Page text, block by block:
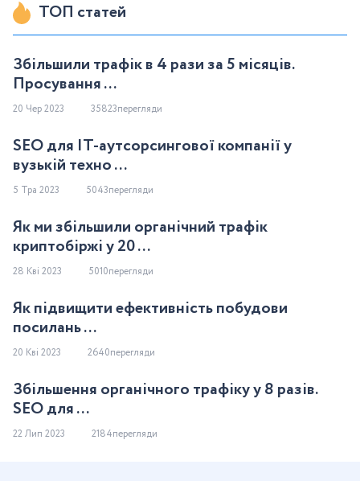
ТОП статей
Збільшили трафік в 4 рази за 5 місяців.
Просування ...
20 Чер 2023 35823перегляди
SEO для IT-аутсорсингової компанії у
вузькій техно ...
5 Тра 2023 5043перегляди
Як ми збільшили органічний трафік
криптобіржі у 20 ...
28 Кві 2023 5010перегляди
Як підвищити ефективність побудови
посилань ...
20 Кві 2023 2640перегляди
Збільшення органічного трафіку у 8 разів.
SEO для ...
22 Лип 2023 2184перегляди